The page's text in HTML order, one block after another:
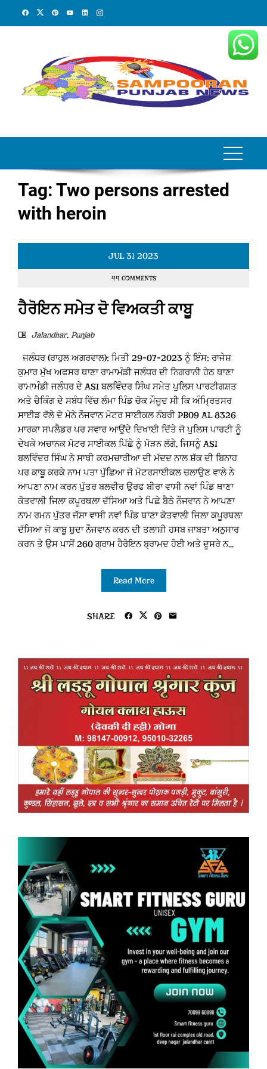
Tag: Two persons arrested
with heroin
JUL 31 2023
44 COMMENTS
ਹੈਰੋਇਨ ਸਮੇਤ ਦੋ ਵਿਅਕਤੀ ਕਾਬੂ
Jalandhar, Punjab
ਜਲੰਧਰ (ਰਾਹੁਲ ਅਗਰਵਾਲ): ਮਿਤੀ 29-07-2023 ਨੂੰ ਇੰਸ: ਰਾਜੇਸ਼
ਕੁਮਾਰ ਮੁੱਖ ਅਫਸਰ ਥਾਣਾ ਰਾਮਾਮੰਡੀ ਜਲੰਧਰ ਦੀ ਨਿਗਰਾਨੀ ਹੇਠ ਥਾਣਾ
ਰਾਮਾਮੰਡੀ ਜਲੰਧਰ ਦੇ ASI ਬਲਵਿੰਦਰ ਸਿੰਘ ਸਮੇਤ ਪੁਲਿਸ ਪਾਰਟੀਗਸ਼ਤ
ਅਤੇ ਚੈਕਿੰਗ ਦੇ ਸਬੰਧ ਵਿੱਚ ਲੰਮਾ ਪਿੰਡ ਚੋਕ ਮੌਜੂਦ ਸੀ ਕਿ ਅੰਮ੍ਰਿਤਸਰ
ਸਾਈਡ ਵੱਲੋ ਦੋ ਮੋਨੇ ਨੌਜਵਾਨ ਮੋਟਰ ਸਾਈਕਲ ਨੰਬਰੀ PB09 AL 8326
ਮਾਰਕਾ ਸਪਲੈਡਰ ਪਰ ਸਵਾਰ ਆਉਂਦੇ ਦਿਖਾਈ ਦਿੱਤੇ ਜੋ ਪੁਲਿਸ ਪਾਰਟੀ ਨੂੰ
ਦੇਖਕੇ ਅਚਾਨਕ ਮੋਟਰ ਸਾਈਕਲ ਪਿੱਛੇ ਨੂੰ ਮੋੜਨ ਲੱਗੇ, ਜਿਸਨੂੰ ASI
ਬਲਵਿੰਦਰ ਸਿੰਘ ਨੇ ਸਾਥੀ ਕਰਮਚਾਰੀਆ ਦੀ ਮੱਦਦ ਨਾਲ ਸ਼ੱਕ ਦੀ ਬਿਨਾਹ
ਪਰ ਕਾਬੂ ਕਰਕੇ ਨਾਮ ਪਤਾ ਪੁੱਛਿਆ ਜੋ ਮੋਟਰਸਾਈਕਲ ਚਲਾਉਣ ਵਾਲੇ ਨੇ
ਆਪਣਾ ਨਾਮ ਕਰਨ ਪੁੱਤਰ ਬਲਵੀਰ ਉਰਫ ਬੀਰਾ ਵਾਸੀ ਨਵਾਂ ਪਿੰਡ ਥਾਣਾ
ਕੋਤਵਾਲੀ ਜਿਲਾ ਕਪੂਰਥਲਾ ਦੱਸਿਆ ਅਤੇ ਪਿਛੇ ਬੈਠੇ ਨੌਜਵਾਨ ਨੇ ਆਪਣਾ
ਨਾਮ ਰਮਨ ਪੁੱਤਰ ਜੱਸਾ ਵਾਸੀ ਨਵਾਂ ਪਿੰਡ ਥਾਣਾ ਕੋਤਵਾਲੀ ਜਿਲਾ ਕਪੂਰਥਲਾ
ਦੱਸਿਆ ਜੋ ਕਾਬੂ ਸ਼ੁਦਾ ਨੌਜਵਾਨ ਕਰਨ ਦੀ ਤਲਾਸ਼ੀ ਹਸਬ ਜਾਬਤਾ ਅਨੁਸਾਰ
ਕਰਨ ਤੇ ਉਸ ਪਾਸੋਂ 260 ਗ੍ਰਾਮ ਹੈਰੋਇਨ ਬ੍ਰਾਮਦ ਹੋਈ ਅਤੇ ਦੂਸਰੇ ਨ...
Read More
SHARE